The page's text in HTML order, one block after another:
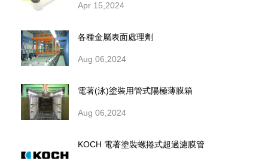
Apr 15,2024
各種金屬表面處理劑
Aug 06,2024
電著(泳)塗裝用管式陽極薄膜箱
Aug 06,2024
KOCH 電著塗裝螺捲式超過濾膜管